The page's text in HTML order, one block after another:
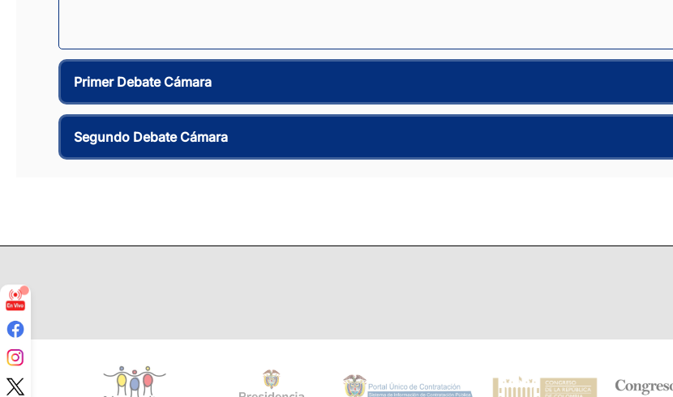
Primer Debate Cámara
Segundo Debate Cámara